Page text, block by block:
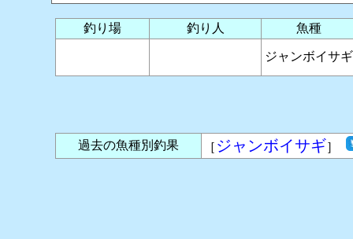
釣り場 釣り人 魚種
ジャンボイサギ
過去の魚種別釣果 ［ ジャンボイサギ］